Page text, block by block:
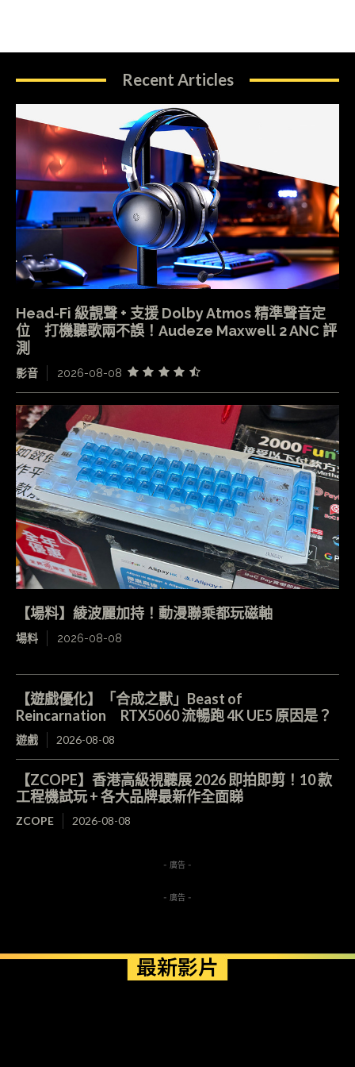
Recent Articles
Head-Fi 級靚聲 + 支援 Dolby Atmos 精準聲音定
位 打機聽歌兩不誤！Audeze Maxwell 2 ANC 評
測
影音 2026-08-08
【場料】綾波麗加持！動漫聯乘都玩磁軸
場料 2026-08-08
【遊戲優化】「合成之獸」Beast of
Reincarnation RTX5060 流暢跑 4K UE5 原因是？
遊戲 2026-08-08
【ZCOPE】香港高級視聽展 2026 即拍即剪！10 款
工程機試玩 + 各大品牌最新作全面睇
ZCOPE 2026-08-08
- 廣告 -
- 廣告 -
最新影片